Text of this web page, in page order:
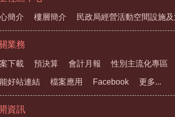
簡介 樓層簡介 民政局經營活動空間設施
業務
下載 預決算 會計月報 性別主流化專區
好站連結 檔案應用 Facebook 更多...
資訊